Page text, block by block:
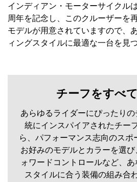
インディアン・モーターサイクル
周年を記念し、このクルーザーを
モデルが用意されていますので、
ィングスタイルに最適な一台を見
チーフをすべ
あらゆるライダーにぴったり
統にインスパイアされたチー
ら、パフォーマンス志向のスポ
お好みのモデルとカラーを選
ォワードコントロールなど、
スタイルに合う装備の組み合